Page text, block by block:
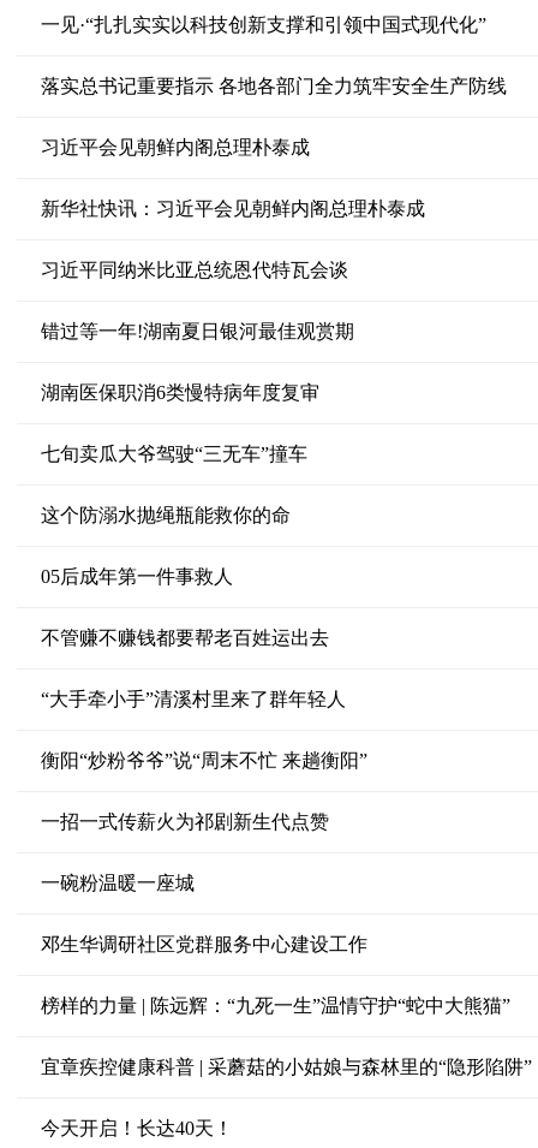
一见·“扎扎实实以科技创新支撑和引领中国式现代化”
落实总书记重要指示 各地各部门全力筑牢安全生产防线
习近平会见朝鲜内阁总理朴泰成
新华社快讯：习近平会见朝鲜内阁总理朴泰成
习近平同纳米比亚总统恩代特瓦会谈
错过等一年!湖南夏日银河最佳观赏期
湖南医保职消6类慢特病年度复审
七旬卖瓜大爷驾驶“三无车”撞车
这个防溺水抛绳瓶能救你的命
05后成年第一件事救人
不管赚不赚钱都要帮老百姓运出去
“大手牵小手”清溪村里来了群年轻人
衡阳“炒粉爷爷”说“周末不忙 来趟衡阳”
一招一式传薪火为祁剧新生代点赞
一碗粉温暖一座城
邓生华调研社区党群服务中心建设工作
榜样的力量 | 陈远辉：“九死一生”温情守护“蛇中大熊猫”
宜章疾控健康科普 | 采蘑菇的小姑娘与森林里的“隐形陷阱”
今天开启！长达40天！